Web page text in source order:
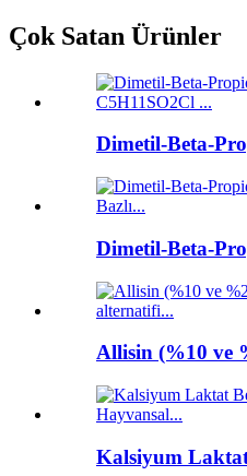
Çok Satan Ürünler
Dimetil-Beta-
Dimetil-Beta-
Allisin (%10 ve
Kalsiyum